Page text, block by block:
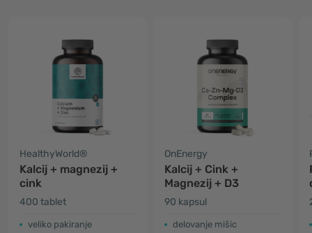
HealthyWorld®
Kalcij + magnezij +
cink
400 tablet
veliko pakiranje
OnEnergy
Kalcij + Cink +
Magnezij + D3
90 kapsul
delovanje mišic